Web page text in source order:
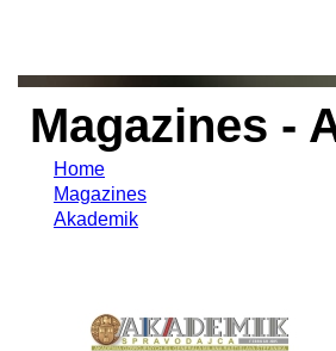
Magazines -
Home
Magazines
Akademik